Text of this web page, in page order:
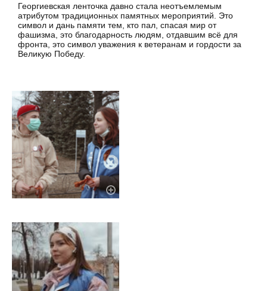
Георгиевская ленточка давно стала неотъемлемым
атрибутом традиционных памятных мероприятий. Это
символ и дань памяти тем, кто пал, спасая мир от
фашизма, это благодарность людям, отдавшим всё для
фронта, это символ уважения к ветеранам и гордости за
Великую Победу.